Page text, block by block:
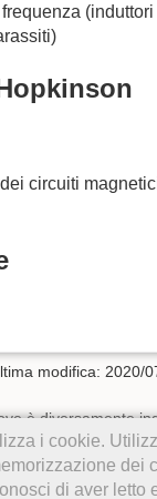
circuiti
i cookie.
dei
di aver letto
modifica: 2020/
è diversamente
alla seguente
Share Alike 4.0